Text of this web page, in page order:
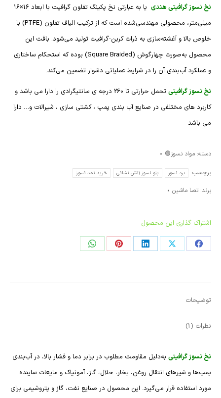
نخ نسوز گرافیتی هندی
یا به عبارتی نخ پکینگ تفلون گرافیت با ابعاد ۱۶×۱۶
میلی‌متر، محصولی مهندسی‌شده است که از ترکیب الیاف تفلون (PTFE) با
خلوص بالا و آغشته‌سازی به ذرات کربن-گرافیت تولید می‌شود. بافت این
محصول به‌صورت چهارگوش (Square Braided) بوده که استحکام ساختاری
و عملکرد آب‌بندی آن را در شرایط عملیاتی دشوار تضمین می‌کند.
نخ نسوز گرافیتی
تحمل حرارتی تا 260 درجه ی سانتیگرادی را دارا می باشد و
کاربرد های مختلفی در صنایع آب بندی پمپ ، کشتی سازی ، شیرالات و… دارا
می باشد
دسته: مواد نسوز🟢
برچسب: برد نسوز پتو نسوز آتش نشانی خرید نمد نسوز
برند: تصا ماشین
اشتراک گذاری این محصول
اشتراک
لینکدین
اشتراک
پینترست
اشتراک
واتساپ
توضیحات
نظرات (1)
نخ نسوز گرافیتی به‌دلیل مقاومت مطلوب در برابر دما و فشار بالا، در آب‌بندی
پمپ‌ها و شیرهای انتقال روغن، بخار، حلال، گاز، آمونیاک و مایعات ساینده
مورد استفاده قرار می‌گیرد. این محصول در صنایع نفت، گاز و پتروشیمی برای